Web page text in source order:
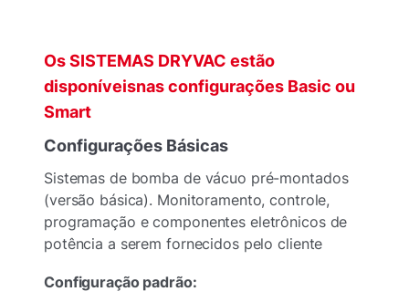
Os SISTEMAS DRYVAC estão
disponíveisnas configurações Basic ou
Smart
Configurações Básicas
Sistemas de bomba de vácuo pré-montados
(versão básica). Monitoramento, controle,
programação e componentes eletrônicos de
potência a serem fornecidos pelo cliente
Configuração padrão: